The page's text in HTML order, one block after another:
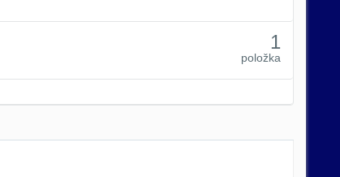
1
položka